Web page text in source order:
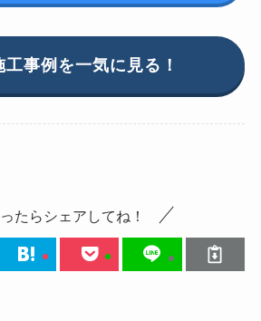
事例を一気に見る！
たらシェアしてね！